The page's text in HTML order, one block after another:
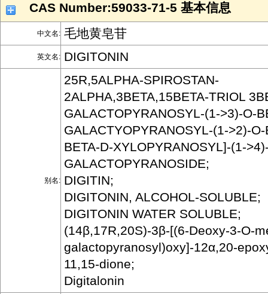
CAS Number:59033-71-5 基本信息
中文名: 毛地黄皂苷
英文名: DIGITONIN
别名:
25R,5ALPHA-SPIROSTAN-
2ALPHA,3BETA,15BETA-TRIOL
GALACTOPYRANOSYL-(1->3)-O-
GALACTYOPYRANOSYL-(1->2)-
BETA-D-XYLOPYRANOSYL]-(1-
GALACTOPYRANOSIDE;
DIGITIN;
DIGITONIN, ALCOHOL-SOLUBLE;
DIGITONIN WATER SOLUBLE;
(14β,17R,20S)-3β-[(6-Deoxy-3-O-
galactopyranosyl)oxy]-12α,20-
11,15-dione;
Digitalonin